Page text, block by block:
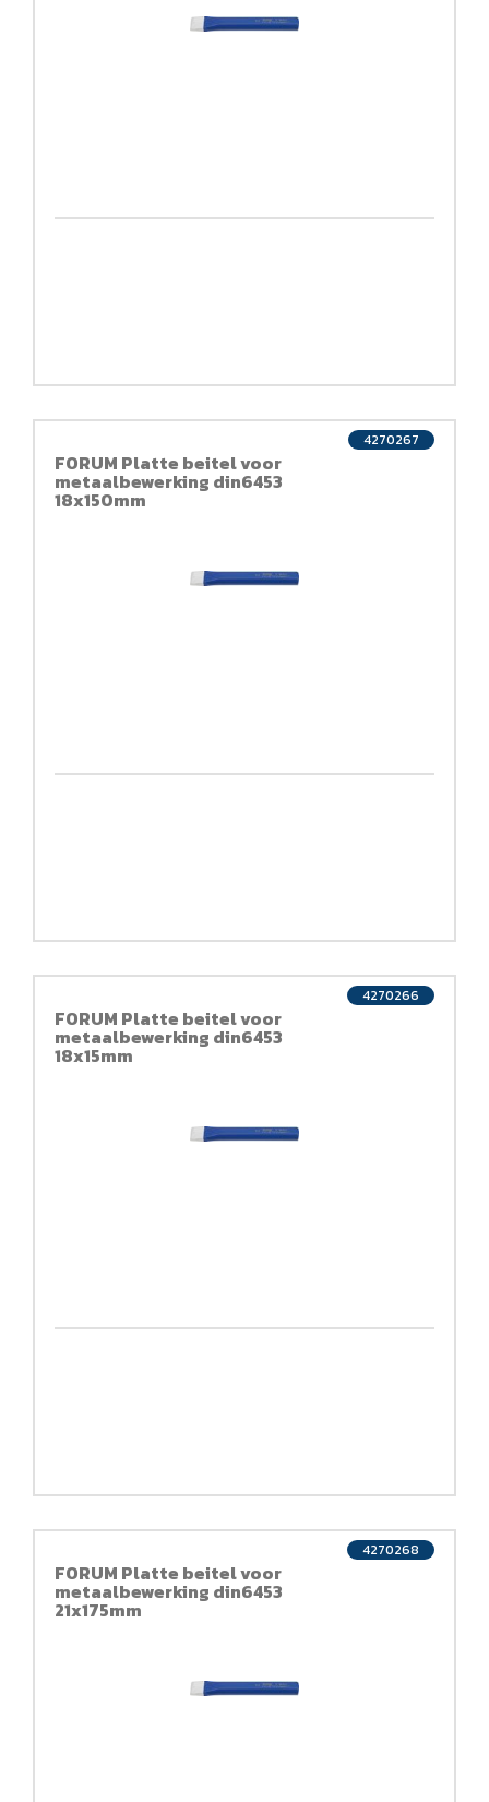
FORUM Platte beitel voor
metaalbewerking din6453
18x150mm
4270267
FORUM Platte beitel voor
metaalbewerking din6453
18x15mm
4270266
FORUM Platte beitel voor
metaalbewerking din6453
21x175mm
4270268